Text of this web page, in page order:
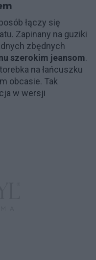
łączy się
Zapinany na guziki
zbędnych
szerokim jeansom.
na łańcuszku
obcasie. Tak
w wersji